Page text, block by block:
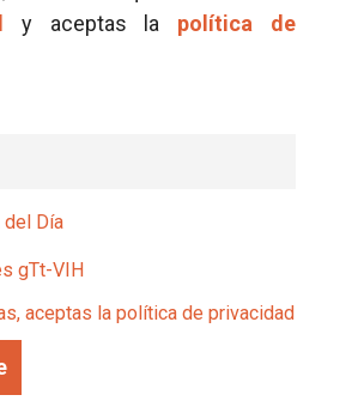
y aceptas la política de
del Día
gTt-VIH
aceptas la política de privacidad